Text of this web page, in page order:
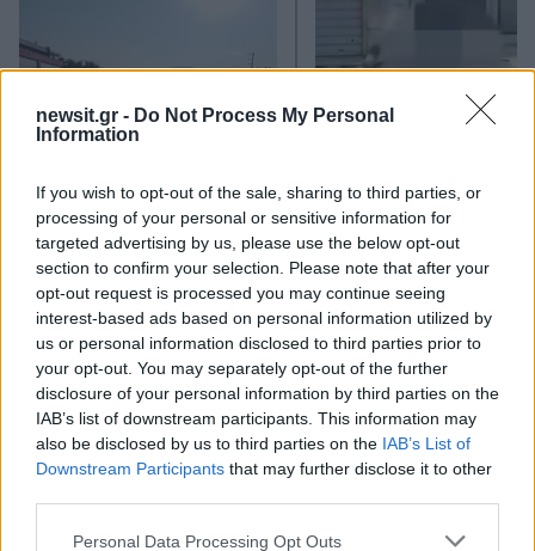
newsit.gr - Do Not Process My Personal
Information
If you wish to opt-out of the sale, sharing to third parties, or
processing of your personal or sensitive information for
targeted advertising by us, please use the below opt-out
section to confirm your selection. Please note that after your
opt-out request is processed you may continue seeing
interest-based ads based on personal information utilized by
us or personal information disclosed to third parties prior to
your opt-out. You may separately opt-out of the further
disclosure of your personal information by third parties on the
IAB’s list of downstream participants. This information may
also be disclosed by us to third parties on the IAB’s List of
Downstream Participants that may further disclose it to other
Please note that this website/app uses one or more Google
Personal Data Processing Opt Outs
Σχόλια
Δεν ήταν μόνο η ταχύτητα
που οδήγησε στο τροχαίο
στις Σέρρες με νεκρούς
μητέρα και γιο - «Ίσως κάτι
απέσπασε την προσοχή
του οδηγού» λέει
πραγματογνώμονας
Μυστράς: Αλλαγή
υπερασπιστική
55χρονου που έκρυψε
νεκρό πατέρα του
καταψύκτη – Η
στους γονείς και η
διαφωνία με την
του